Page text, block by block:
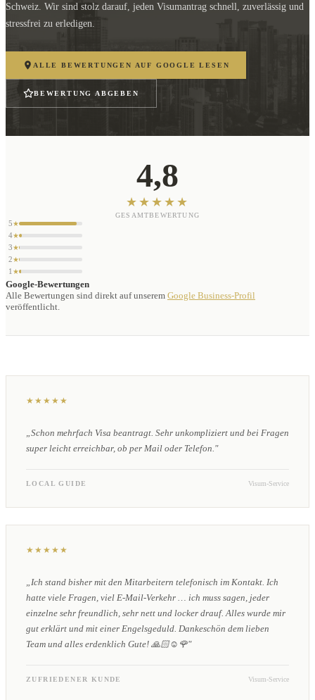
Schweiz. Wir sind stolz darauf, jeden Visumantrag schnell, zuverlässig und
stressfrei zu erledigen.
ALLE BEWERTUNGEN AUF GOOGLE LESEN
BEWERTUNG ABGEBEN
4,8
★★★★★
GESAMTBEWERTUNG
5★
4★
3★
2★
1 ★
Google-Bewertungen
Alle Bewertungen sind direkt auf unserem Google Business-Profil
veröffentlicht.
★★★★★
„Schon mehrfach Visa beantragt. Sehr unkompliziert und bei Fragen
super leicht erreichbar, ob per Mail oder Telefon."
LOCAL GUIDE Visum-Service
★★★★★
„Ich stand bisher mit den Mitarbeitern telefonisch im Kontakt. Ich
hatte viele Fragen, viel E-Mail-Verkehr … ich muss sagen, jeder
einzelne sehr freundlich, sehr nett und locker drauf. Alles wurde mir
gut erklärt und mit einer Engelsgeduld. Dankeschön dem lieben
Team und alles erdenklich Gute! 🙏🏻☺️🌹"
ZUFRIEDENER KUNDE Visum-Service